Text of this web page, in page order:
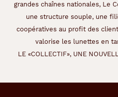
grandes chaînes nationales, Le
une structure souple, une
coopératives au profit des
valorise les lunettes en
LE «COLLECTIF», UNE